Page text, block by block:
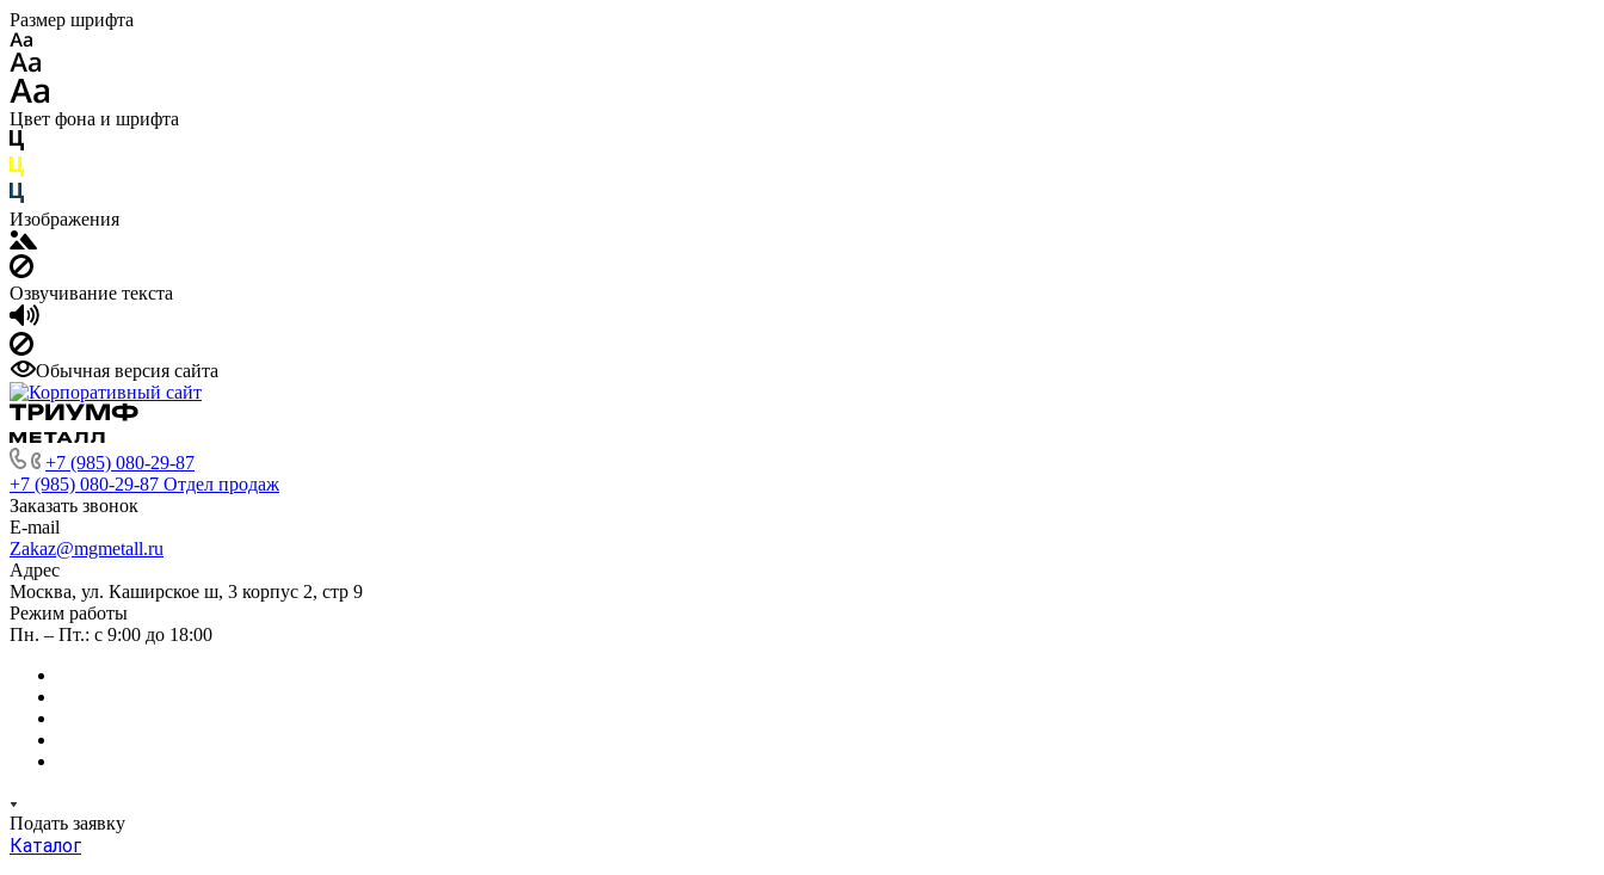
Размер шрифта
Цвет фона и шрифта
Изображения
Озвучивание текста
Обычная версия сайта
+7 (985) 080-29-87
+7 (985) 080-29-87 Отдел продаж
Заказать звонок
E-mail
Zakaz@mgmetall.ru
Адрес
Москва, ул. Каширское ш, 3 корпус 2, стр 9
Режим работы
Пн. – Пт.: с 9:00 до 18:00
Подать заявку
Каталог